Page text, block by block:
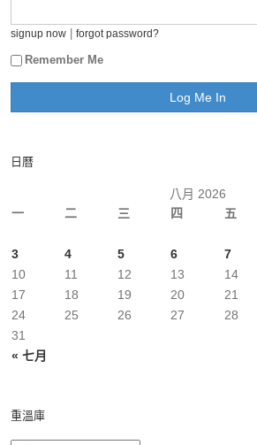
signup now forgot password?
Remember Me
日曆
八月 2026
一
二 三 四 五
« 七月
3
4 5 6 7
10
11 12 13 14
17
18 19 20 21
24
25 26 27 28
31
重溫庫